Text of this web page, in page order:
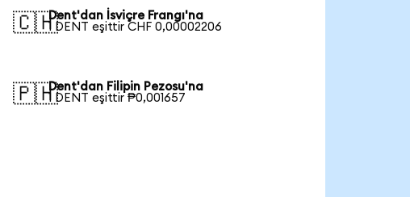
🇨🇭Dent'dan İsviçre Frangı'na
1 DENT eşittir CHF 0,00002206
🇵🇭Dent'dan Filipin Pezosu'na
1 DENT eşittir ₱0,001657